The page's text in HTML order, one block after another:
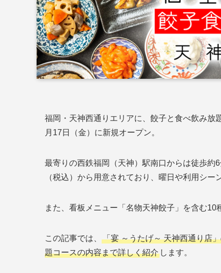
福岡・天神西通りエリアに、餃子と食べ飲み放
月17日（金）に新規オープン。
最寄りの西鉄福岡（天神）駅南口からは徒歩約
（税込）から用意されており、曜日や利用シー
また、看板メニュー「名物天神餃子」を含む10
この記事では、
「宴 ～うたげ～ 天神西通り店
題コースの内容まで詳しく紹介 します。